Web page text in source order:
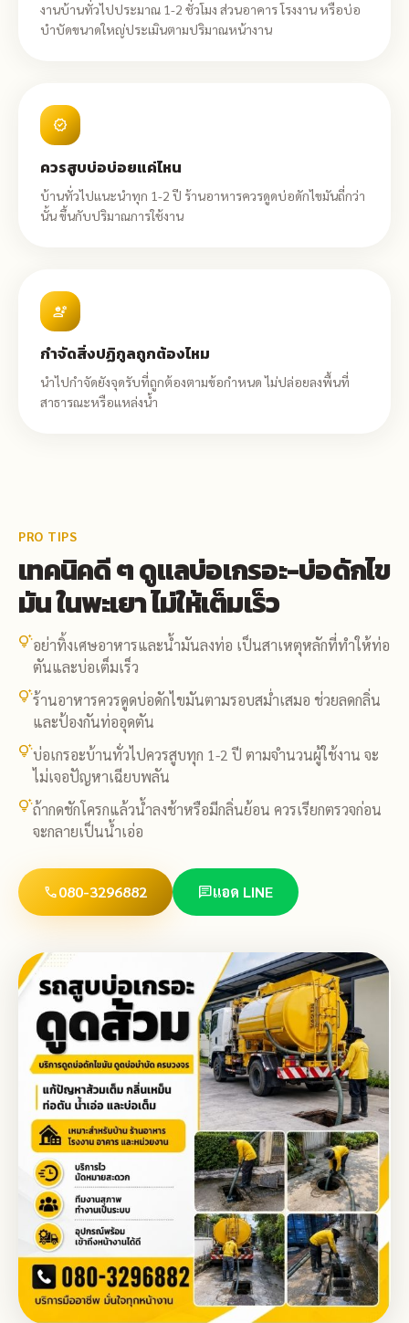
งานบ้านทั่วไปประมาณ 1-2 ชั่วโมง ส่วนอาคาร โรงงาน หรือบ่อ
บำบัดขนาดใหญ่ประเมินตามปริมาณหน้างาน
verified
ควรสูบบ่อบ่อยแค่ไหน
บ้านทั่วไปแนะนำทุก 1-2 ปี ร้านอาหารควรดูดบ่อดักไขมันถี่กว่า
นั้น ขึ้นกับปริมาณการใช้งาน
engineering
กำจัดสิ่งปฏิกูลถูกต้องไหม
นำไปกำจัดยังจุดรับที่ถูกต้องตามข้อกำหนด ไม่ปล่อยลงพื้นที่
สาธารณะหรือแหล่งน้ำ
PRO TIPS
เทคนิคดี ๆ ดูแลบ่อเกรอะ-บ่อดักไข
มัน ในพะเยา ไม่ให้เต็มเร็ว
tips_and_updatesอย่าทิ้งเศษอาหารและน้ำมันลงท่อ เป็นสาเหตุหลักที่ทำให้ท่อ
ตันและบ่อเต็มเร็ว
tips_and_updatesร้านอาหารควรดูดบ่อดักไขมันตามรอบสม่ำเสมอ ช่วยลดกลิ่น
และป้องกันท่ออุดตัน
tips_and_updatesบ่อเกรอะบ้านทั่วไปควรสูบทุก 1-2 ปี ตามจำนวนผู้ใช้งาน จะ
ไม่เจอปัญหาเฉียบพลัน
tips_and_updatesถ้ากดชักโครกแล้วน้ำลงช้าหรือมีกลิ่นย้อน ควรเรียกตรวจก่อน
จะกลายเป็นน้ำเอ่อ
call080-3296882 chatแอด LINE